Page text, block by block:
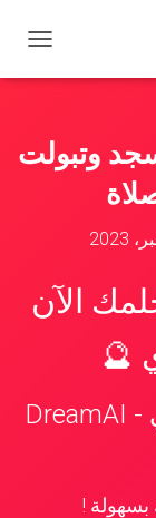
ب
ا
وتبولت
الآن
🔮
📱 تطبيق تفسير الأحلام الذكي - DreamAI
بسهولة !